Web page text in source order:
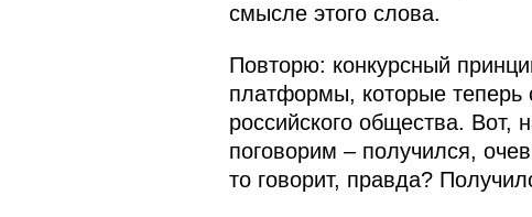
смысле этого слова.
Повторю: конкурсный
платформы, которые теперь
российского общества.
поговорим – получился,
то говорит, правда?